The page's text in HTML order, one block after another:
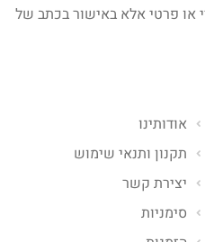
פרטי אלא באישור בכתב של
אודותינו
תקנון ותנאי שימוש
יצירת קשר
סימניות